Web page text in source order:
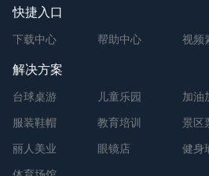
快捷入口
下载中心 帮助中心 视频
解决方案
台球桌游 儿童乐园 加油
服装鞋帽
教育培训 景区
丽人美业
眼镜店 健身